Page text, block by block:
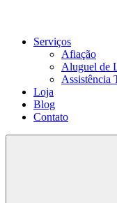
Serviços
Afiação
Aluguel de
Assistência
Loja
Blog
Contato